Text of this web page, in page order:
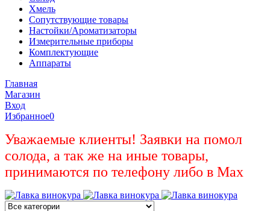
Хмель
Сопутствующие товары
Настойки/Ароматизаторы
Измерительные приборы
Комплектующие
Аппараты
Главная
Магазин
Вход
Избранное0
Уважаемые клиенты! Заявки на помол
солода, а так же на иные товары,
принимаются по телефону либо в Max